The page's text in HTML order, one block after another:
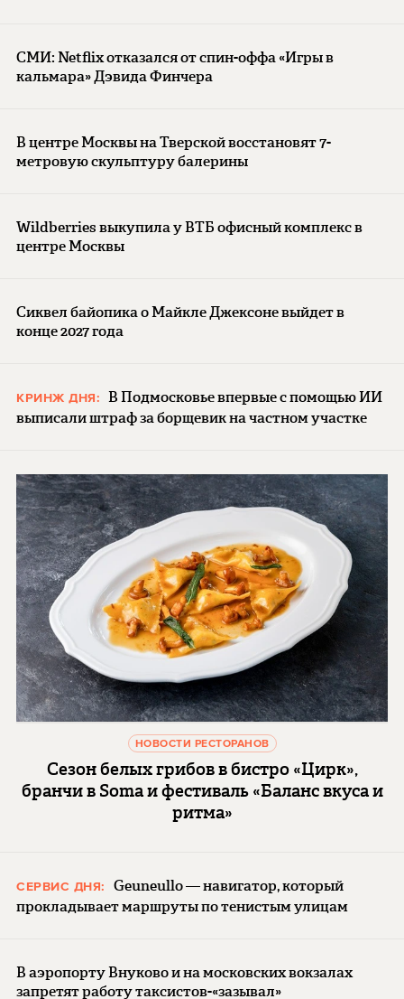
СМИ: Netflix отказался от спин-оффа «Игры в
кальмара» Дэвида Финчера
В центре Москвы на Тверской восстановят 7-
метровую скульптуру балерины
Wildberries выкупила у ВТБ офисный комплекс в
центре Москвы
Сиквел байопика о Майкле Джексоне выйдет в
конце 2027 года
КРИНЖ ДНЯ: В Подмосковье впервые с помощью ИИ
выписали штраф за борщевик на частном участке
НОВОСТИ РЕСТОРАНОВ
Сезон белых грибов в бистро «Цирк»,
бранчи в Soma и фестиваль «Баланс вкуса и
ритма»
СЕРВИС ДНЯ:
Geuneullo — навигатор, который
прокладывает маршруты по тенистым улицам
В аэропорту Внуково и на московских вокзалах
запретят работу таксистов-«зазывал»